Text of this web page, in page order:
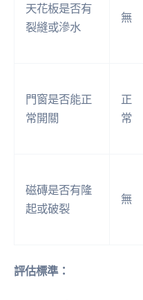
天花板是否有
裂縫或滲水
無
門窗是否能正
常開關
正
常
磁磚是否有隆
起或破裂
無
評估標準：